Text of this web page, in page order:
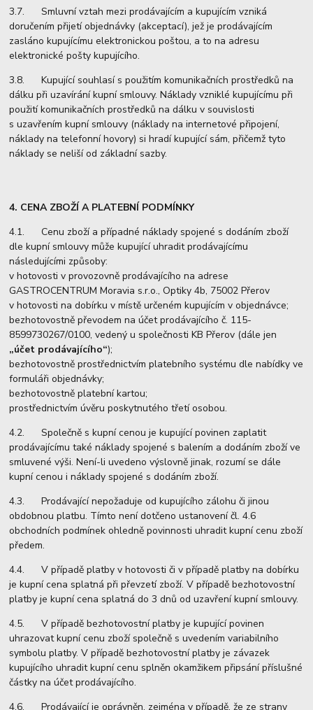
3.7. Smluvní vztah mezi prodávajícím a kupujícím vzniká
doručením přijetí objednávky (akceptací), jež je prodávajícím
zasláno kupujícímu elektronickou poštou, a to na adresu
elektronické pošty kupujícího.
3.8. Kupující souhlasí s použitím komunikačních prostředků na
dálku při uzavírání kupní smlouvy. Náklady vzniklé kupujícímu při
použití komunikačních prostředků na dálku v souvislosti
s uzavřením kupní smlouvy (náklady na internetové připojení,
náklady na telefonní hovory) si hradí kupující sám, přičemž tyto
náklady se neliší od základní sazby.
4. CENA ZBOŽÍ A PLATEBNÍ PODMÍNKY
4.1. Cenu zboží a případné náklady spojené s dodáním zboží
dle kupní smlouvy může kupující uhradit prodávajícímu
následujícími způsoby:
v hotovosti v provozovně prodávajícího na adrese
GASTROCENTRUM Moravia s.r.o., Optiky 4b, 75002 Přerov
v hotovosti na dobírku v místě určeném kupujícím v objednávce;
bezhotovostně převodem na účet prodávajícího č. 115-
8599730267/0100, vedený u společnosti KB Přerov (dále jen
„účet prodávajícího“);
bezhotovostně prostřednictvím platebního systému dle nabídky ve
formuláři objednávky;
bezhotovostně platební kartou;
prostřednictvím úvěru poskytnutého třetí osobou.
4.2. Společně s kupní cenou je kupující povinen zaplatit
prodávajícímu také náklady spojené s balením a dodáním zboží ve
smluvené výši. Není-li uvedeno výslovně jinak, rozumí se dále
kupní cenou i náklady spojené s dodáním zboží.
4.3. Prodávající nepožaduje od kupujícího zálohu či jinou
obdobnou platbu. Tímto není dotčeno ustanovení čl. 4.6
obchodních podmínek ohledně povinnosti uhradit kupní cenu zboží
předem.
4.4. V případě platby v hotovosti či v případě platby na dobírku
je kupní cena splatná při převzetí zboží. V případě bezhotovostní
platby je kupní cena splatná do 3 dnů od uzavření kupní smlouvy.
4.5. V případě bezhotovostní platby je kupující povinen
uhrazovat kupní cenu zboží společně s uvedením variabilního
symbolu platby. V případě bezhotovostní platby je závazek
kupujícího uhradit kupní cenu splněn okamžikem připsání příslušné
částky na účet prodávajícího.
4.6. Prodávající je oprávněn, zejména v případě, že ze strany